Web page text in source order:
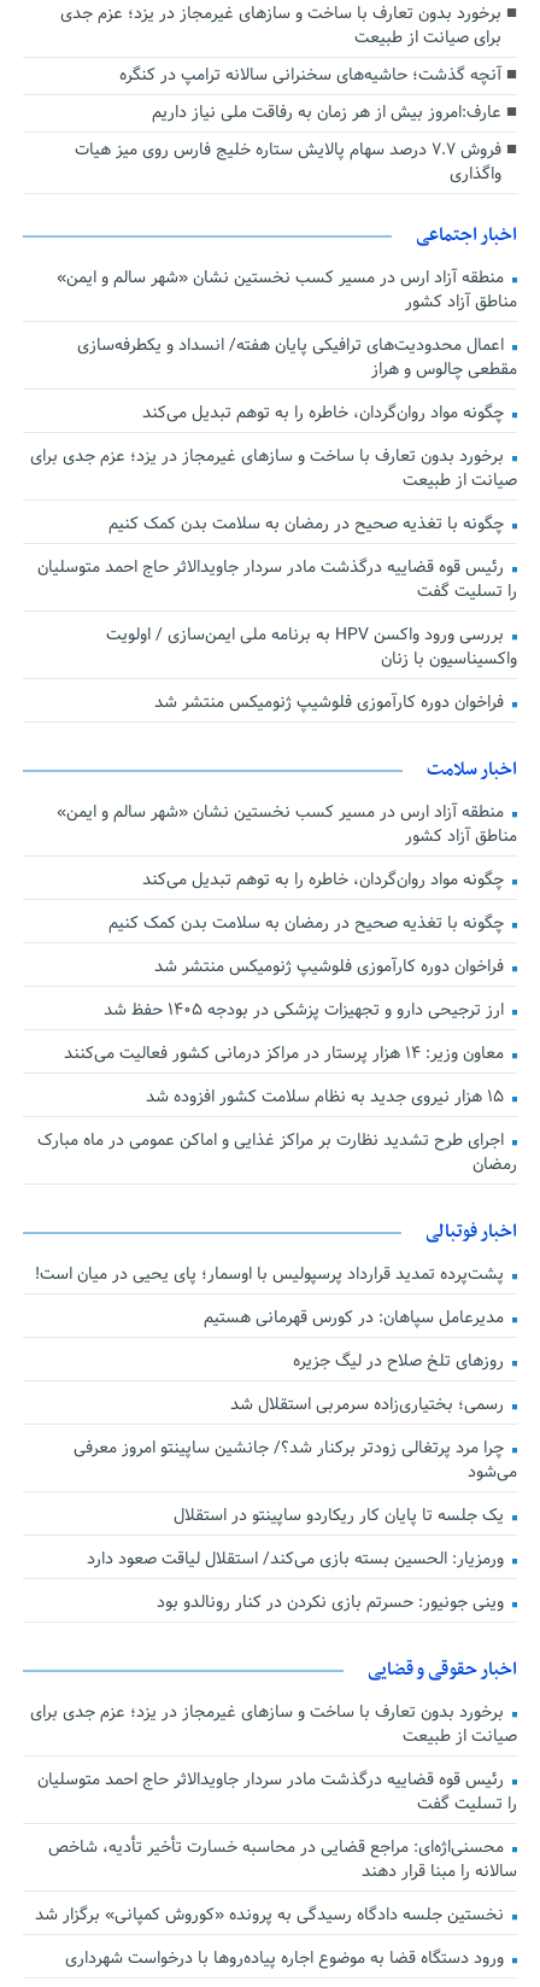
برخورد بدون تعارف با ساخت‌ و سازهای غیرمجاز در یزد؛ عزم جدی
برای صیانت از طبیعت
آنچه گذشت؛ حاشیه‌های سخنرانی سالانه ترامپ در کنگره
عارف:امروز بیش از هر زمان به رفاقت ملی نیاز داریم
فروش ۷.۷ درصد سهام پالایش ستاره خلیج فارس روی میز هیات
واگذاری
اخبار اجتماعی
منطقه آزاد ارس در مسیر کسب نخستین نشان «شهر سالم و ایمن»
مناطق آزاد کشور
اعمال محدودیت‌های ترافیکی پایان هفته/ انسداد و یکطرفه‌سازی
مقطعی چالوس و هراز
چگونه مواد روان‌گردان، خاطره را به توهم تبدیل می‌کند
برخورد بدون تعارف با ساخت‌ و سازهای غیرمجاز در یزد؛ عزم جدی برای
صیانت از طبیعت
چگونه با تغذیه صحیح در رمضان به سلامت بدن کمک کنیم
رئیس قوه قضاییه درگذشت مادر سردار جاویدالاثر حاج احمد متوسلیان
را تسلیت گفت
بررسی ورود واکسن HPV به برنامه ملی ایمن‌سازی / اولویت
واکسیناسیون با زنان
فراخوان دوره کارآموزی فلوشیپ ژنومیکس منتشر شد
اخبار سلامت
منطقه آزاد ارس در مسیر کسب نخستین نشان «شهر سالم و ایمن»
مناطق آزاد کشور
چگونه مواد روان‌گردان، خاطره را به توهم تبدیل می‌کند
چگونه با تغذیه صحیح در رمضان به سلامت بدن کمک کنیم
فراخوان دوره کارآموزی فلوشیپ ژنومیکس منتشر شد
ارز ترجیحی دارو و تجهیزات پزشکی در بودجه ۱۴۰۵ حفظ شد
معاون وزیر: ۱۴ هزار پرستار در مراکز درمانی کشور فعالیت می‌کنند
۱۵ هزار نیروی جدید به نظام سلامت کشور افزوده شد
اجرای طرح تشدید نظارت بر مراکز غذایی و اماکن عمومی در ماه مبارک
رمضان
اخبار فوتبالی
پشت‌پرده تمدید قرارداد پرسپولیس با اوسمار؛ پای یحیی در میان است!
مدیرعامل سپاهان: در کورس قهرمانی هستیم
روزهای تلخ صلاح در لیگ جزیره
رسمی؛ بختیاری‌زاده سرمربی استقلال شد
چرا مرد پرتغالی زودتر برکنار شد؟/ جانشین ساپینتو امروز معرفی
می‌شود
یک جلسه تا پایان کار ریکاردو ساپینتو در استقلال
ورمزیار: الحسین بسته بازی می‌کند/ استقلال لیاقت صعود دارد
وینی جونیور: حسرتم بازی نکردن در کنار رونالدو بود
اخبار حقوقی و قضایی
برخورد بدون تعارف با ساخت‌ و سازهای غیرمجاز در یزد؛ عزم جدی برای
صیانت از طبیعت
رئیس قوه قضاییه درگذشت مادر سردار جاویدالاثر حاج احمد متوسلیان
را تسلیت گفت
محسنی‌اژه‌ای: مراجع قضایی در محاسبه خسارت تأخیر تأدیه، شاخص
سالانه را مبنا قرار دهند
نخستین جلسه دادگاه رسیدگی به پرونده «کوروش کمپانی» برگزار شد
ورود دستگاه قضا به موضوع اجاره پیاده‌روها با درخواست شهرداری